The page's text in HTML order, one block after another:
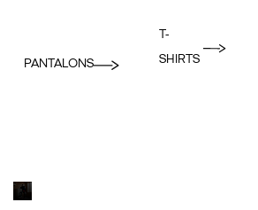
PANTALONS
T-
SHIRTS